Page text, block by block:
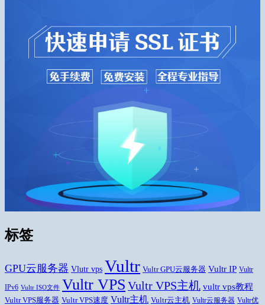
标签
GPU云服务器 Vlutr vps Vultr Vultr GPU云服务器 Vultr IP Vultr
IPv6 Vultr ISO文件 Vultr VPS Vultr VPS主机 vultr vps教程
Vultr VPS服务器 Vultr VPS速度 Vultr主机 Vultr云主机 Vultr云服务器 Vultr优